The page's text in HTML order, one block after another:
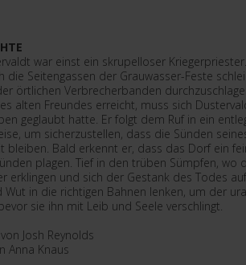
war einst ein skrupelloser
die Seitengassen der Grauwasser-Feste
örtlichen Verbrecherbanden
alten Freundes erreicht, muss sich
geglaubt hatte. Er folgt dem Ruf in ein
um sicherzustellen, dass die Sünden
bleiben. Bald erkennt er, dass das Dorf ein
plagen. Tief in den trüben Sümpfen, wo
erklingen und sich der Gestank des Todes
Wut in die richtigen Bahnen lenken, um der
sie ihn mit Leib und Seele verschlingt.
Josh Reynolds
Anna Knaus